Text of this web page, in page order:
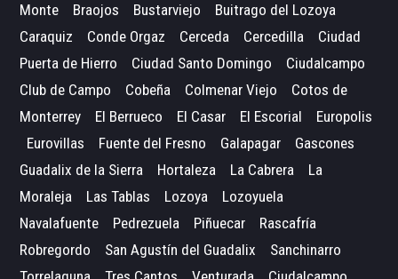
Monte
Braojos Bustarviejo
Buitrago del Lozoya
Caraquiz
Conde Orgaz Cerceda Cercedilla
Ciudad
Puerta de Hierro
Ciudad Santo Domingo
Ciudalcampo
Club de Campo
Cobeña Colmenar Viejo
Cotos de
Monterrey
El Berrueco El Casar El Escorial
Europolis
Eurovillas
Fuente del Fresno Galapagar
Gascones
Guadalix de la Sierra
Hortaleza La Cabrera
La
Moraleja
Las Tablas Lozoya
Lozoyuela
Navalafuente
Pedrezuela Piñuecar
Rascafría
Robregordo
San Agustín del Guadalix
Sanchinarro